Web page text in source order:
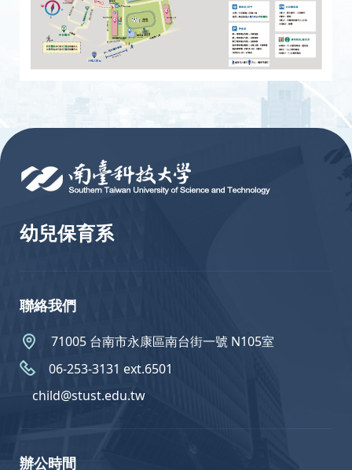
幼兒保育系
聯絡我們
71005 台南市永康區南台街一號 N105室
06-253-3131 ext.6501
child@stust.edu.tw
辦公時間